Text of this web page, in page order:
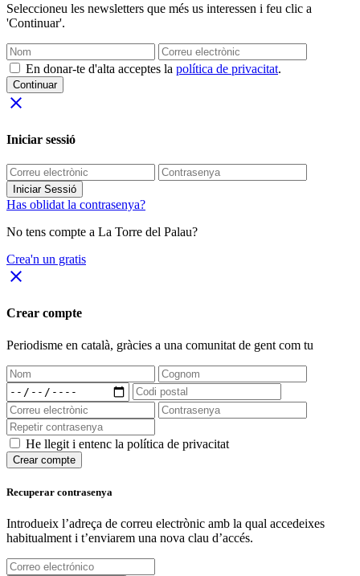
Seleccioneu les newsletters que més us interessen i feu clic a
'Continuar'.
En donar-te d'alta acceptes la política de privacitat.
Continuar
close
Iniciar sessió
Iniciar Sessió
Has oblidat la contrasenya?
No tens compte a La Torre del Palau?
Crea'n un gratis
close
Crear compte
Periodisme en català, gràcies a una comunitat de gent com tu
He llegit i entenc la política de privacitat
Crear compte
Recuperar contrasenya
Introdueix l’adreça de correu electrònic amb la qual accedeixes
habitualment i t’enviarem una nova clau d’accés.